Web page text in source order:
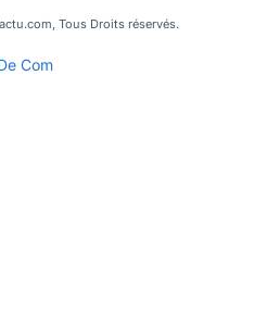
Tous Droits réservés.
Com